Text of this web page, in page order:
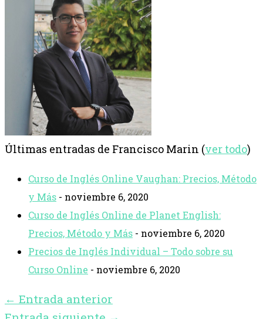
Últimas entradas de Francisco Marin (ver todo)
Curso de Inglés Online Vaughan: Precios, Método
y Más - noviembre 6, 2020
Curso de Inglés Online de Planet English:
Precios, Método y Más - noviembre 6, 2020
Precios de Inglés Individual – Todo sobre su
Curso Online - noviembre 6, 2020
← Entrada anterior